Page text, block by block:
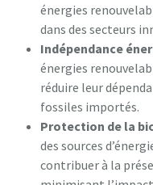
énergies
dans des secteurs
Indépendance
énergies
réduire leur
fossiles importés.
Protection de la
des sources
contribuer à la